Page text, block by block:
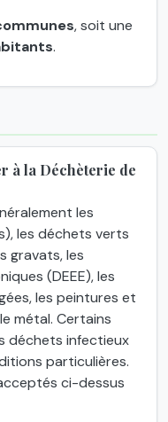
, soit une
.
à la Déchèterie de
les
les déchets verts
gravats, les
(DEEE), les
les peintures et
métal. Certains
déchets infectieux
particulières.
ci-dessus